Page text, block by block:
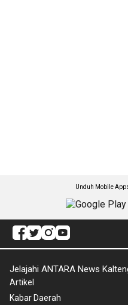
Unduh Mobile
Jelajahi ANTARA News
Artikel
Kabar Daerah